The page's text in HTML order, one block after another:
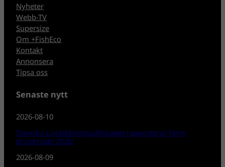
Nyheter
Webb-TV
Supersize
Om +FishEco
Kontakt
Annonsera
Tipsa oss
Senaste nytt
2026-08-10
Svenska Livräddningssällskapet rapporterar färre
drunknade 2026!
2026-08-09